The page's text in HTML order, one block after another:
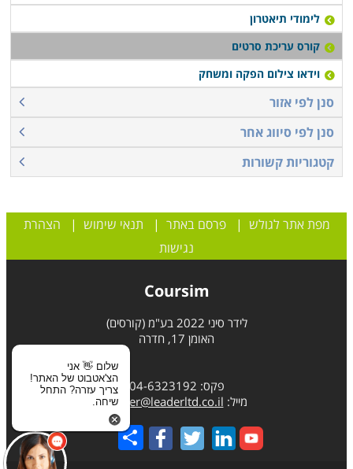
לימודי תיאטרון
קורס עריכת סרטים
וידאו צילום הפקה ומשחק
סנן לפי אזור
סנן לפי סיווג אחר
קטגוריות קשורות
מפת אתר לגולש |פרסם באתר | תנאי שימוש | הצהרת
נגישות
Coursim
לידר סיני 2022 בע"מ (קורסים)
האומן 17, חדרה
פקס: 04-6323192
מייל: leader@leaderltd.co.il
Share
שלום 👋 אני
הצ'אטבוט של האתר!
צריך עזרה? התחל
שיחה.